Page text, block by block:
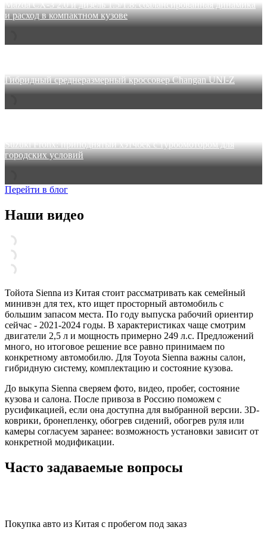
Mazda CX-3 2.0 и дизель 1.5/1.8: сбалансированная динамика
и расход в компактном кузове
Гибридный среднеразмерный кроссовер Changan UNI-Z
Suzuki Fronx: приподнятый хэтчбек с турбомотором для
городских условий
Перейти в блог
Наши видео
Тойота Sienna из Китая стоит рассматривать как семейный
минивэн для тех, кто ищет просторный автомобиль с
большим запасом места. По году выпуска рабочий ориентир
сейчас - 2021-2024 годы. В характеристиках чаще смотрим
двигатели 2,5 л и мощность примерно 249 л.с. Предложений
много, но итоговое решение все равно принимаем по
конкретному автомобилю. Для Toyota Sienna важны салон,
гибридную систему, комплектацию и состояние кузова.
До выкупа Sienna сверяем фото, видео, пробег, состояние
кузова и салона. После привоза в Россию поможем с
русификацией, если она доступна для выбранной версии. 3D-
коврики, бронепленку, обогрев сидений, обогрев руля или
камеры согласуем заранее: возможность установки зависит от
конкретной модификации.
Часто задаваемые вопросы
Покупка авто из Китая с пробегом под заказ